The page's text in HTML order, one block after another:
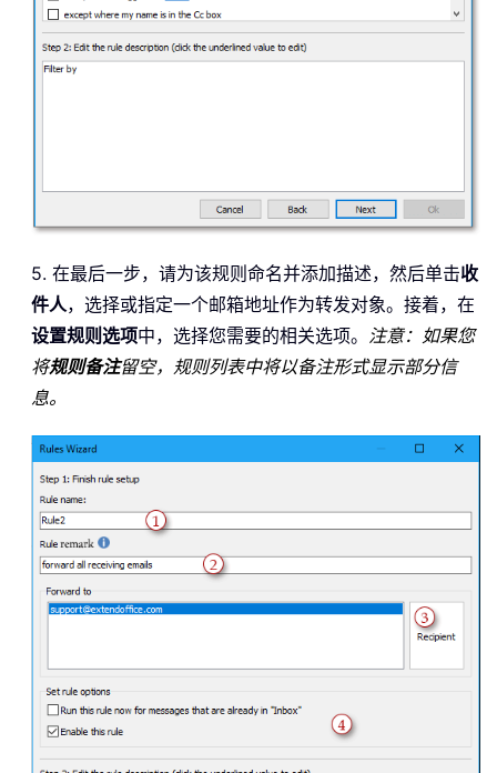
5. 在最后一步，请为该规则命名并添加描述，然后单击收
件人，选择或指定一个邮箱地址作为转发对象。接着，在
设置规则选项中，选择您需要的相关选项。 注意：如果您
将规则备注留空，规则列表中将以备注形式显示部分信
息。